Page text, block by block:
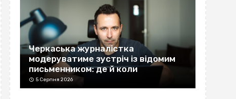
Черкаська журналістка
модеруватиме зустріч із відомим
письменником: де й коли
5 Серпня 2026